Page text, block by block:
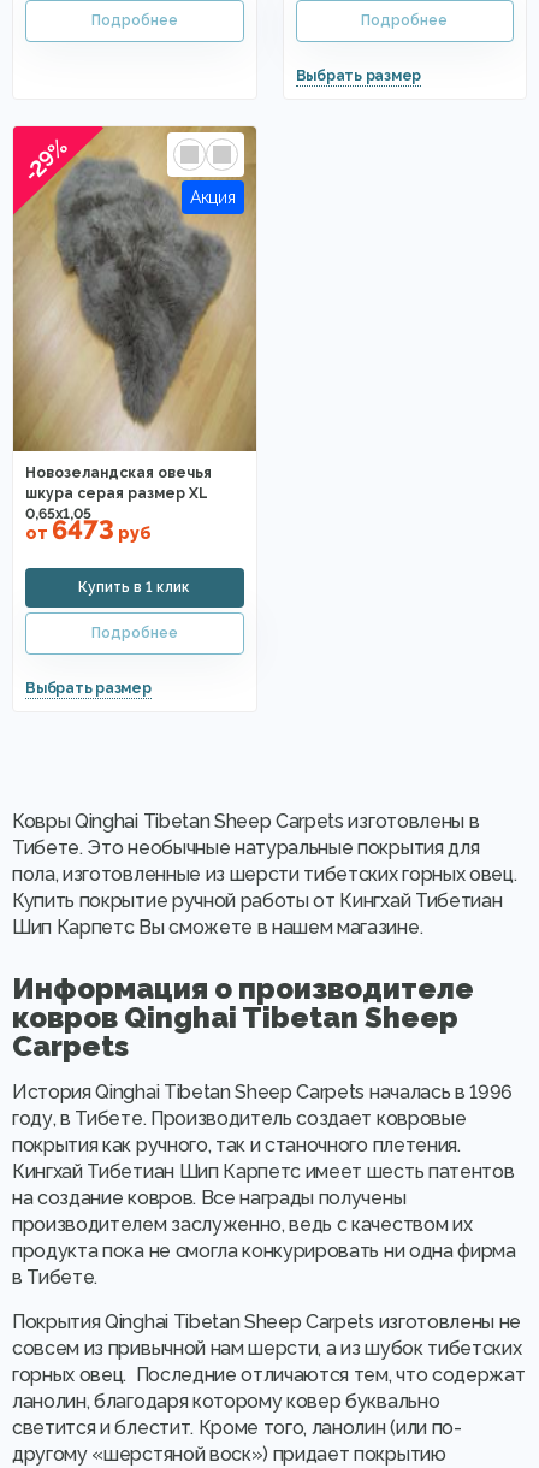
-29%
Новозеландская овечья
шкура серая размер XL
0,65x1,05
от 6473 руб
Ковры Qinghai Tibetan Sheep Carpets изготовлены в
Тибете. Это необычные натуральные покрытия для
пола, изготовленные из шерсти тибетских горных овец.
Купить покрытие ручной работы от Кингхай Тибетиан
Шип Карпетс Вы сможете в нашем магазине.
Информация о производителе
ковров Qinghai Tibetan Sheep
Carpets
История Qinghai Tibetan Sheep Carpets началась в 1996
году, в Тибете. Производитель создает ковровые
покрытия как ручного, так и станочного плетения.
Кингхай Тибетиан Шип Карпетс имеет шесть патентов
на создание ковров. Все награды получены
производителем заслуженно, ведь с качеством их
продукта пока не смогла конкурировать ни одна фирма
в Тибете.
Покрытия Qinghai Tibetan Sheep Carpets изготовлены не
совсем из привычной нам шерсти, а из шубок тибетских
горных овец. Последние отличаются тем, что содержат
ланолин, благодаря которому ковер буквально
светится и блестит. Кроме того, ланолин (или по-
другому «шерстяной воск») придает покрытию